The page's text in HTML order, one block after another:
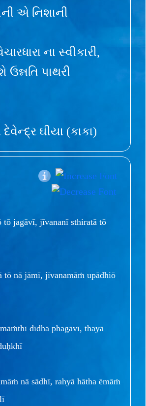
એ નિશાની
ના સ્વીકારી,
પાથરી
ઘીયા (કાકા)
tō jagāvī, jīvananī sthiratā tō
tō nā jāmī, jīvanamāṁ upādhiō
dīdhā phagāvī, thayā
nā sādhī, rahyā hātha ēmāṁ